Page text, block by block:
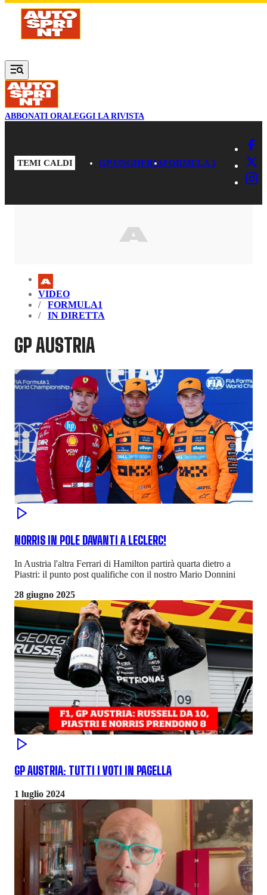
Vai al contenuto principale
ABBONATI ORALEGGI LA RIVISTA
TEMI CALDI GP UNGHERIAFORMULA 1
VIDEO
FORMULA1
IN DIRETTA
GP AUSTRIA
NORRIS IN POLE DAVANTI A LECLERC!
In Austria l'altra Ferrari di Hamilton partirà quarta dietro a
Piastri: il punto post qualifiche con il nostro Mario Donnini
28 giugno 2025
GP AUSTRIA: TUTTI I VOTI IN PAGELLA
1 luglio 2024